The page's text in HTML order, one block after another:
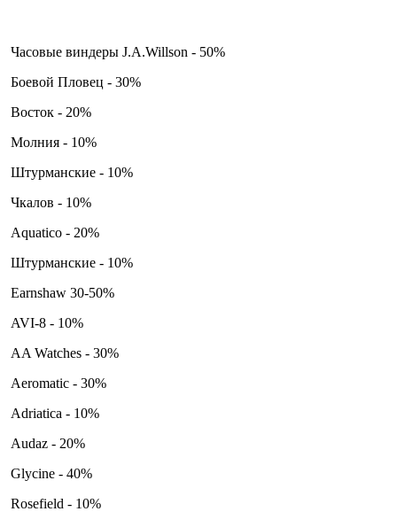
Часовые виндеры J.A.Willson - 50%
Боевой Пловец - 30%
Восток - 20%
Молния - 10%
Штурманские - 10%
Чкалов - 10%
Aquatico - 20%
Штурманские - 10%
Earnshaw 30-50%
AVI-8 - 10%
AA Watches - 30%
Aeromatic - 30%
Adriatica - 10%
Audaz - 20%
Glycine - 40%
Rosefield - 10%